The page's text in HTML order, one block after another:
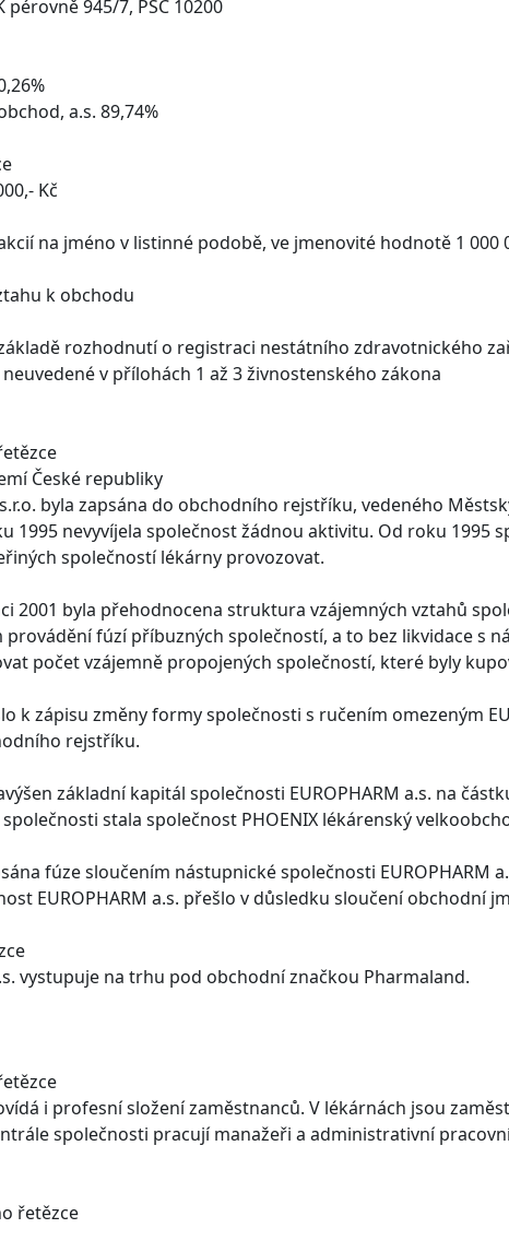
pérovně 945/7, PSČ 10200
a.s. 89,74%
Kč
na jméno v listinné podobě, ve jmenovité hodnotě 1 000
k obchodu
rozhodnutí o registraci nestátního zdravotnického
v přílohách 1 až 3 živnostenského zákona
České republiky
byla zapsána do obchodního rejstříku, vedeného
1995 nevyvíjela společnost žádnou aktivitu. Od roku 1995
společností lékárny provozovat.
2001 byla přehodnocena struktura vzájemných vztahů
fúzí příbuzných společností, a to bez likvidace s
počet vzájemně propojených společností, které byly
k zápisu změny formy společnosti s ručením omezeným
rejstříku.
základní kapitál společnosti EUROPHARM a.s. na
stala společnost PHOENIX lékárenský
fúze sloučením nástupnické společnosti EUROPHARM
EUROPHARM a.s. přešlo v důsledku sloučení obchodní
vystupuje na trhu pod obchodní značkou Pharmaland.
i profesní složení zaměstnanců. V lékárnách jsou
společnosti pracují manažeři a administrativní
řetězce